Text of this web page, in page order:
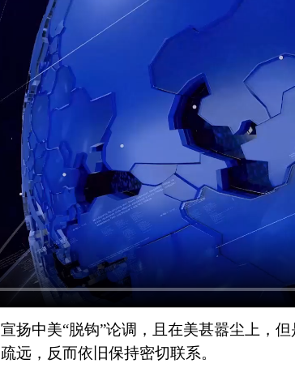
中美“脱钩”论调，且在美甚嚣尘上，
远，反而依旧保持密切联系。